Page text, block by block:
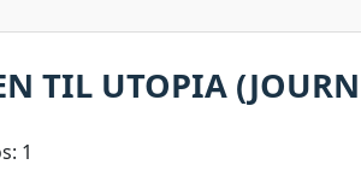
TIL UTOPIA
1